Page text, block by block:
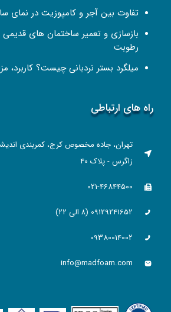
تفاوت بین آجر و کامپوزیت در نمای
بازسازی و تعمیر ساختمان‌ های قدیمی
رطوبت
میلگرد بستر نردبانی چیست؟ کاربرد،
راه های ارتباطی
تهران، جاده مخصوص کرج، کمربندی اندیشه
زاگرس - پلاک 40
021-46844500
09129241652 (۸ الی ۲۲)
09380014002
info@madfoam.com